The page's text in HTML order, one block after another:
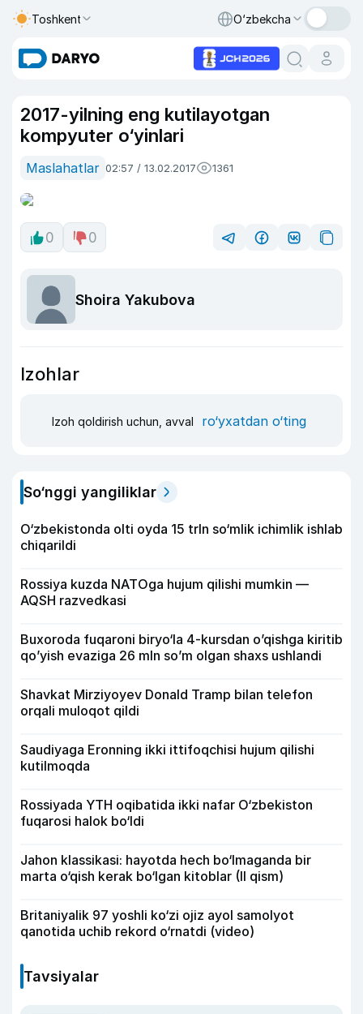
Toshkent O‘zbekcha
2017-yilning eng kutilayotgan
kompyuter o‘yinlari
Maslahatlar 02:57 / 13.02.2017 1361
0 0
Shoira Yakubova
Izohlar
Izoh qoldirish uchun, avval ro‘yxatdan o‘ting
So‘nggi yangiliklar
O‘zbekistonda olti oyda 15 trln so‘mlik ichimlik ishlab
chiqarildi
Rossiya kuzda NATOga hujum qilishi mumkin —
AQSH razvedkasi
Buxoroda fuqaroni biryo‘la 4-kursdan o’qishga kiritib
qo’yish evaziga 26 mln so’m olgan shaxs ushlandi
Shavkat Mirziyoyev Donald Tramp bilan telefon
orqali muloqot qildi
Saudiyaga Eronning ikki ittifoqchisi hujum qilishi
kutilmoqda
Rossiyada YTH oqibatida ikki nafar O‘zbekiston
fuqarosi halok bo‘ldi
Jahon klassikasi: hayotda hech bo‘lmaganda bir
marta o‘qish kerak bo‘lgan kitoblar (II qism)
Britaniyalik 97 yoshli ko‘zi ojiz ayol samolyot
qanotida uchib rekord o‘rnatdi (video)
Tavsiyalar